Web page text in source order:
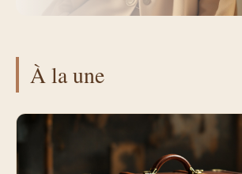
À la une